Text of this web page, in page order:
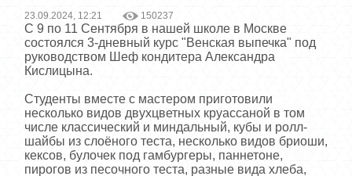
23.09.2024, 12:21 150237
С 9 по 11 Сентября в нашей школе в Москве
состоялся 3-дневный курс "Венская выпечка" под
руководством Шеф кондитера Александра
Кислицына.
Студенты вместе с мастером приготовили
несколько видов двухцветных круассаной в том
числе классический и миндальный, кубы и ролл-
шайбы из слоёного теста, несколько видов бриоши,
кексов, булочек под гамбургеры, паннетоне,
пирогов из песочного теста, разные вида хлеба,